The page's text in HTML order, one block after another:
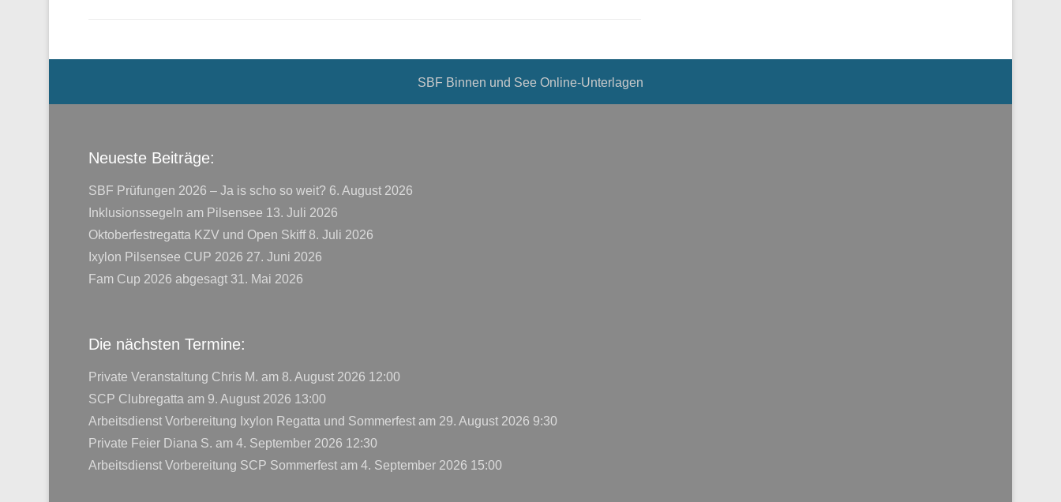
SBF Binnen und See Online-Unterlagen
Neueste Beiträge:
SBF Prüfungen 2026 – Ja is scho so weit? 6. August 2026
Inklusionssegeln am Pilsensee 13. Juli 2026
Oktoberfestregatta KZV und Open Skiff 8. Juli 2026
Ixylon Pilsensee CUP 2026 27. Juni 2026
Fam Cup 2026 abgesagt 31. Mai 2026
Die nächsten Termine:
Private Veranstaltung Chris M. am 8. August 2026 12:00
SCP Clubregatta am 9. August 2026 13:00
Arbeitsdienst Vorbereitung Ixylon Regatta und Sommerfest am 29. August 2026 9:30
Private Feier Diana S. am 4. September 2026 12:30
Arbeitsdienst Vorbereitung SCP Sommerfest am 4. September 2026 15:00